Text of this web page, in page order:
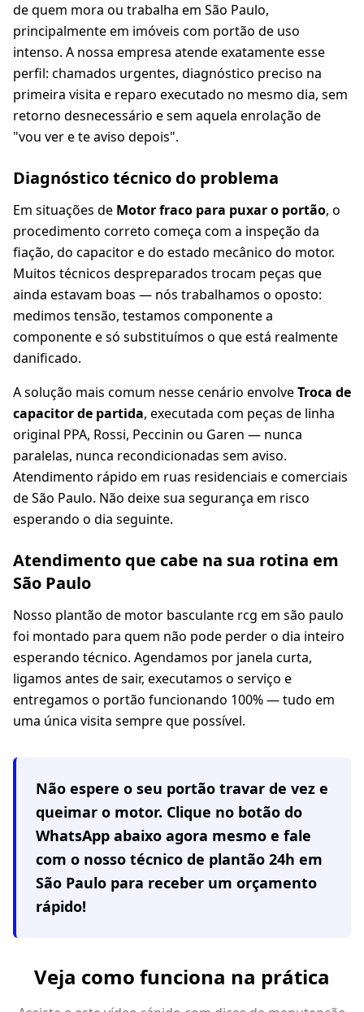
de quem mora ou trabalha em São Paulo,
principalmente em imóveis com portão de uso
intenso. A nossa empresa atende exatamente esse
perfil: chamados urgentes, diagnóstico preciso na
primeira visita e reparo executado no mesmo dia, sem
retorno desnecessário e sem aquela enrolação de
"vou ver e te aviso depois".
Diagnóstico técnico do problema
Em situações de Motor fraco para puxar o portão, o
procedimento correto começa com a inspeção da
fiação, do capacitor e do estado mecânico do motor.
Muitos técnicos despreparados trocam peças que
ainda estavam boas — nós trabalhamos o oposto:
medimos tensão, testamos componente a
componente e só substituímos o que está realmente
danificado.
A solução mais comum nesse cenário envolveTroca de
capacitor de partida, executada com peças de linha
original PPA, Rossi, Peccinin ou Garen — nunca
paralelas, nunca recondicionadas sem aviso.
Atendimento rápido em ruas residenciais e comerciais
de São Paulo. Não deixe sua segurança em risco
esperando o dia seguinte.
Atendimento que cabe na sua rotina em
São Paulo
Nosso plantão de motor basculante rcg em são paulo
foi montado para quem não pode perder o dia inteiro
esperando técnico. Agendamos por janela curta,
ligamos antes de sair, executamos o serviço e
entregamos o portão funcionando 100% — tudo em
uma única visita sempre que possível.
Não espere o seu portão travar de vez e
queimar o motor. Clique no botão do
WhatsApp abaixo agora mesmo e fale
com o nosso técnico de plantão 24h em
São Paulo para receber um orçamento
rápido!
Veja como funciona na prática